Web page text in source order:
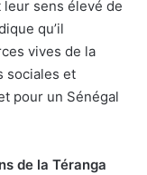
sens élevé de
qu’il
vives de la
sociales et
pour un Sénégal
de la Téranga